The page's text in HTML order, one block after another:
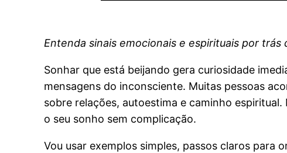
Entenda sinais emocionais e espirituais por
Sonhar que está beijando gera curiosidade
mensagens do inconsciente. Muitas pessoas
sobre relações, autoestima e caminho
o seu sonho sem complicação.
Vou usar exemplos simples, passos claros para